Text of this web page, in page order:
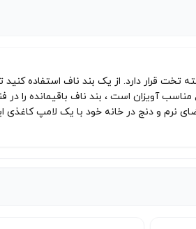
تخت قرار دارد. از یک بند ناف استفاده کنید
مناسب آویزان است ، بند ناف باقیمانده
و دنج در خانه خود با یک لامپ کاغذی